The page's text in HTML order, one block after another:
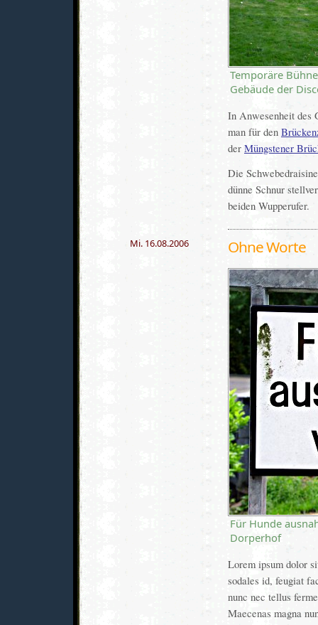
Temporäre
Gebäude der
In Anwesenheit des
man für den
der Müngstener
Die
dünne Schnur
beiden Wupperufer.
Mi. 16.08.2006 Ohne Worte
Für Hunde
Dorperhof
Lorem ipsum dolor
sodales id, feugiat
nunc nec tellus
Maecenas magna